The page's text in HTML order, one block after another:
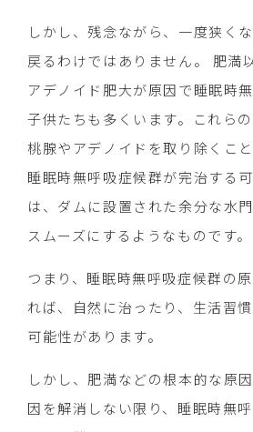
しかし、残念ながら、一度狭く
戻るわけではありません。 肥満
アデノイド肥大が原因で睡眠時
子供たちも多くいます。これら
桃腺やアデノイドを取り除くこ
睡眠時無呼吸症候群が完治する
は、ダムに設置された余分な水
スムーズにするようなものです。
つまり、睡眠時無呼吸症候群の
れば、自然に治ったり、生活習
可能性があります。
しかし、肥満などの根本的な原
因を解消しない限り、睡眠時無